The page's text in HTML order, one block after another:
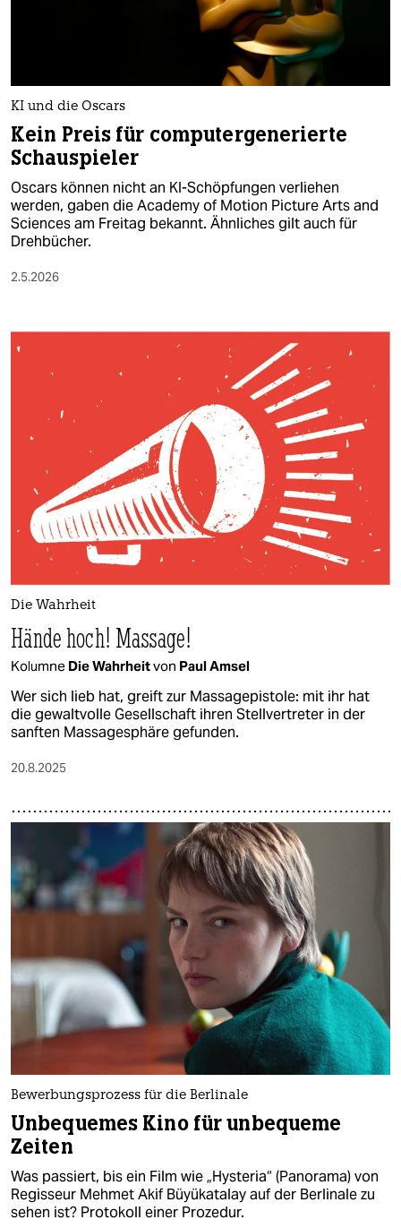
wahrheit
verlag
verlag
veranstaltungen
shop
abo
genossenschaft
epaper login
KI und die Oscars
Kein Preis für computergenerierte
Schauspieler
Oscars können nicht an KI-Schöpfungen verliehen
werden, gaben die Academy of Motion Picture Arts and
Sciences am Freitag bekannt. Ähnliches gilt auch für
Drehbücher.
2.5.2026
Die Wahrheit
Hände hoch! Massage!
Kolumne Die Wahrheitvon Paul Amsel
Wer sich lieb hat, greift zur Massagepistole: mit ihr hat
die gewaltvolle Gesellschaft ihren Stellvertreter in der
sanften Massagesphäre gefunden.
20.8.2025
Bewerbungsprozess für die Berlinale
Unbequemes Kino für unbequeme
Zeiten
Was passiert, bis ein Film wie „Hysteria“ (Panorama) von
Regisseur Mehmet Akif Büyükatalay auf der Berlinale zu
sehen ist? Protokoll einer Prozedur.